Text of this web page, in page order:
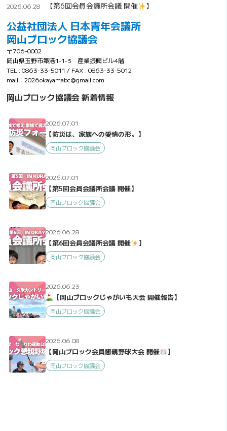
2026.06.28 【第6回会員会議所会議 開催 】
公益社団法人 日本青年会議所
岡山ブロック協議会
〒706-0002
岡山県玉野市築港1-1-3 産業振興ビル4階
TEL : 0863-33-5011 / FAX : 0863-33-5012
mail：2026okayamabc@gmail.com
岡山ブロック協議会 新着情報
2026.07.01
【防災は、家族への愛情の形。】
岡山ブロック協議会
2026.07.01
【第5回会員会議所会議 開催】
岡山ブロック協議会
2026.06.28
【第6回会員会議所会議 開催 】
岡山ブロック協議会
2026.06.23
【岡山ブロックじゃがいも大会 開催報告】
岡山ブロック協議会
2026.06.08
【岡山ブロック会員懇親野球大会 開催 】
岡山ブロック協議会